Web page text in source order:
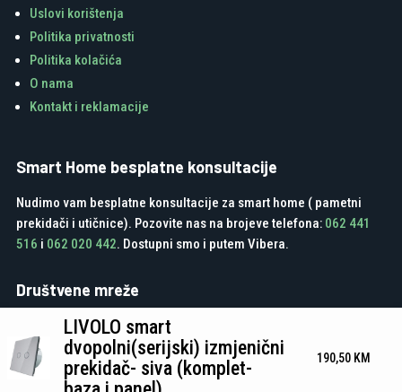
Uslovi korištenja
Politika privatnosti
Politika kolačića
O nama
Kontakt i reklamacije
Smart Home besplatne konsultacije
Nudimo vam besplatne konsultacije za smart home ( pametni
prekidači i utičnice). Pozovite nas na brojeve telefona: 062 441
516 i 062 020 442. Dostupni smo i putem Vibera.
Društvene mreže
LIVOLO smart
dvopolni(serijski) izmjenični
prekidač- siva (komplet-
190,50 KM